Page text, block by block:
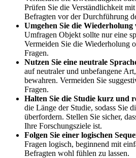
Prüfen Sie die Verständlichkeit
Befragten vor der Durchführung
Umgehen Sie die Wiederholung
Umfragen Objekt sollte nur eine
Vermeiden Sie die Wiederholung
Fragen.
Nutzen Sie eine neutrale
auf neutraler und unbefangene
bewahren. Vermeiden Sie
Fragen.
Halten Sie die Studie kurz und
die Länge der Studie, sodass Sie
überfordern. Stellen Sie sicher,
Ihre Forschungsziele ist.
Folgen Sie einer logischen
Fragen logisch, beginnend mit
Befragten wohl fühlen zu lassen.